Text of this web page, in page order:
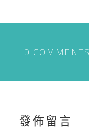
0 COMMENTS
發佈留言